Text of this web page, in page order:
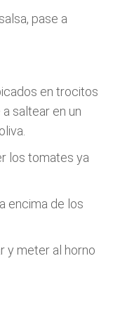
pase a
en trocitos
saltear en un
los tomates ya
encima de los
y meter al horno